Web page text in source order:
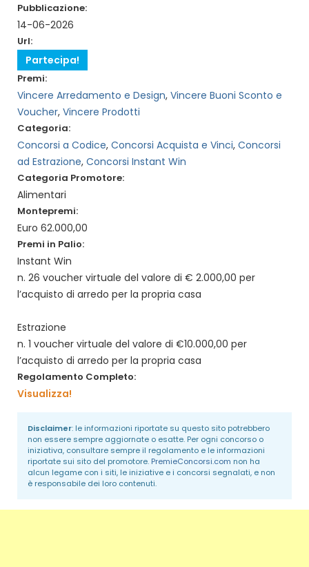
Pubblicazione:
14-06-2026
Url:
Partecipa!
Premi:
Vincere Arredamento e Design, Vincere Buoni Sconto e
Voucher, Vincere Prodotti
Categoria:
Concorsi a Codice, Concorsi Acquista e Vinci, Concorsi
ad Estrazione, Concorsi Instant Win
Categoria Promotore:
Alimentari
Montepremi:
Euro 62.000,00
Premi in Palio:
Instant Win
n. 26 voucher virtuale del valore di € 2.000,00 per
l’acquisto di arredo per la propria casa
Estrazione
n. 1 voucher virtuale del valore di €10.000,00 per
l’acquisto di arredo per la propria casa
Regolamento Completo:
Visualizza!
Disclaimer: le informazioni riportate su questo sito potrebbero
non essere sempre aggiornate o esatte. Per ogni concorso o
iniziativa, consultare sempre il regolamento e le informazioni
riportate sui sito del promotore. PremieConcorsi.com non ha
alcun legame con i siti, le iniziative e i concorsi segnalati, e non
è responsabile dei loro contenuti.